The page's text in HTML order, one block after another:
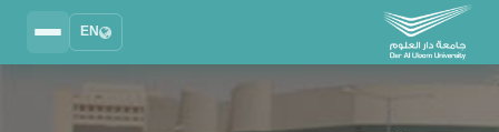
EN
2025 - 2026